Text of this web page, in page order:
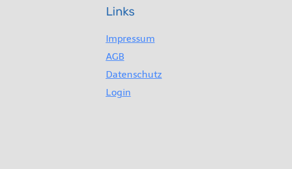
Links
Impressum
AGB
Datenschutz
Login